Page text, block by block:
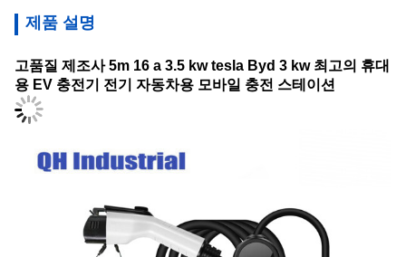
제품 설명
고품질 제조사 5m 16 a 3.5 kw tesla Byd 3 kw 최고의 휴대
용 EV 충전기 전기 자동차용 모바일 충전 스테이션